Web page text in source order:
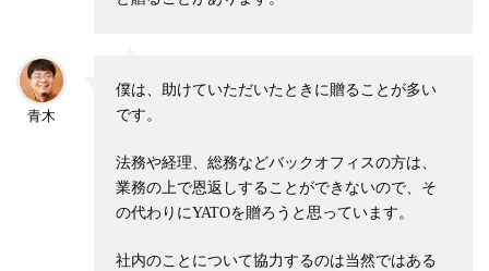
青木
僕は、助けていただいたときに贈ることが多い
です。
法務や経理、総務などバックオフィスの方は、
業務の上で恩返しすることができないので、そ
の代わりにYATOを贈ろうと思っています。
社内のことについて協力するのは当然ではある